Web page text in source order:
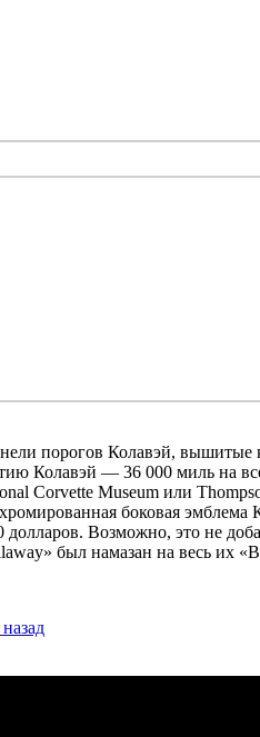
порогов Колавэй,
Колавэй — 36 000 миль на
Corvette Museum или
боковая эмблема
долларов. Возможно, это не
был намазан на весь их